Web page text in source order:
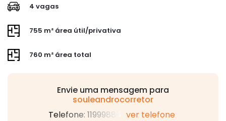
4 vagas
755 m² área útil/privativa
760 m² área total
Envie uma mensagem para
souleandrocorretor
Telefone: 11999886
ver telefone